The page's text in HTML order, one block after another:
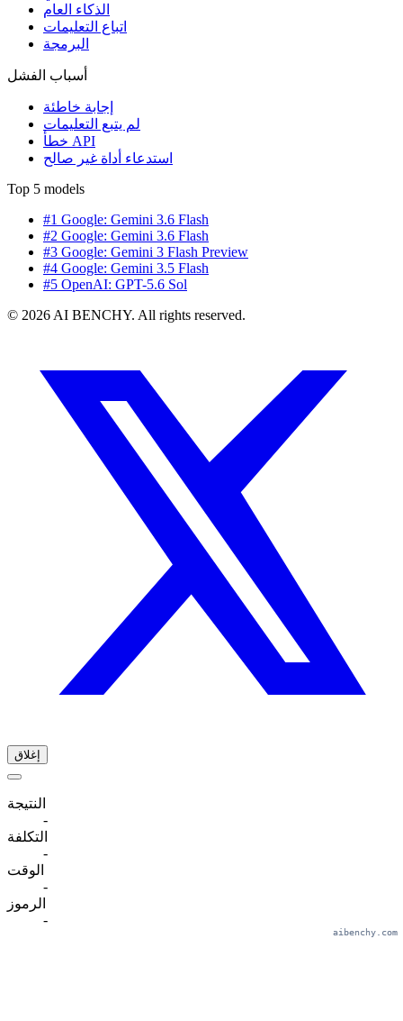
الذكاء العام
اتباع التعليمات
البرمجة
أسباب الفشل
إجابة خاطئة
لم يتبع التعليمات
خطأ API
استدعاء أداة غير صالح
Top 5 models
#1 Google: Gemini 3.6 Flash
#2 Google: Gemini 3.6 Flash
#3 Google: Gemini 3 Flash Preview
#4 Google: Gemini 3.5 Flash
#5 OpenAI: GPT-5.6 Sol
© 2026 AI BENCHY. All rights reserved.
إغلاق
النتيجة
-
التكلفة
-
الوقت
-
الرموز
-